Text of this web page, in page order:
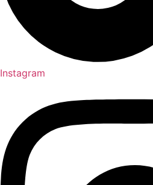
Instagram